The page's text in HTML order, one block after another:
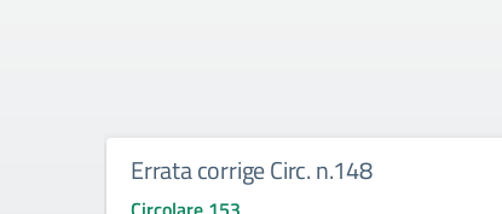
Errata corrige Circ. n.148